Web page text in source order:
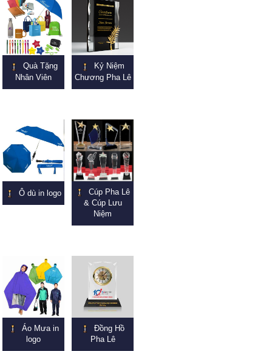
Quà Tặng
Nhân Viên
Kỷ Niệm
Chương Pha Lê
Ô dù in logo
Cúp Pha Lê
& Cúp Lưu
Niệm
Áo Mưa in
logo
Đồng Hồ
Pha Lê